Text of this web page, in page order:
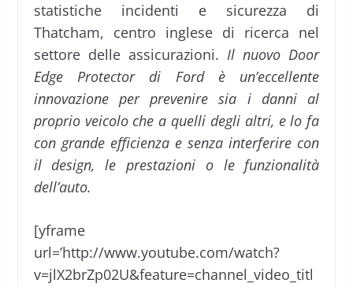
statistiche incidenti e sicurezza di
Thatcham, centro inglese di ricerca nel
settore delle assicurazioni.Il nuovo Door
Edge Protector di Ford è un’eccellente
innovazione per prevenire sia i danni al
proprio veicolo che a quelli degli altri, e lo fa
con grande efficienza e senza interferire con
il design, le prestazioni o le funzionalità
dell’auto.
[yframe
url=’http://www.youtube.com/watch?
v=jlX2brZp02U&feature=channel_video_titl